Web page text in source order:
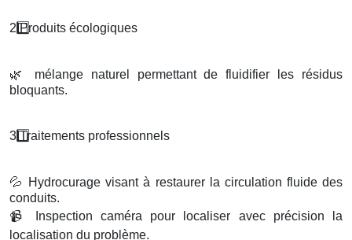
2️ Produits écologiques
🌿
mélange naturel permettant de fluidifier les résidus
bloquants.
3️Traitements professionnels
💦
Hydrocurage visant à restaurer la circulation fluide des
conduits.
📹
Inspection caméra pour localiser avec précision la
localisation du problème.